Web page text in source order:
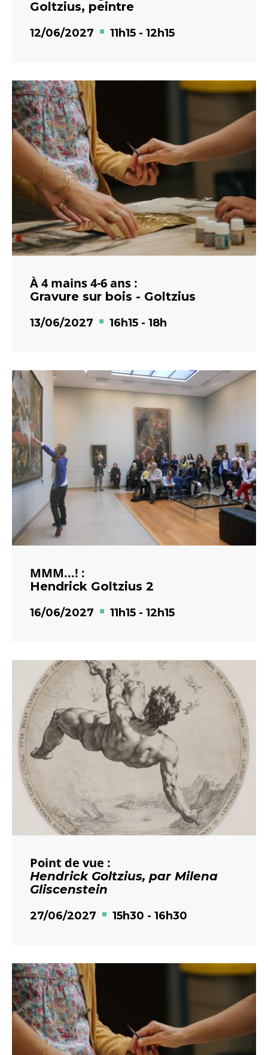
Goltzius, peintre
12/06/2027 11h15 - 12h15
À 4 mains 4-6 ans :
Gravure sur bois - Goltzius
13/06/2027 16h15 - 18h
MMM...! :
Hendrick Goltzius 2
16/06/2027 11h15 - 12h15
Point de vue :
Hendrick Goltzius, par Milena
Gliscenstein
27/06/2027 15h30 - 16h30